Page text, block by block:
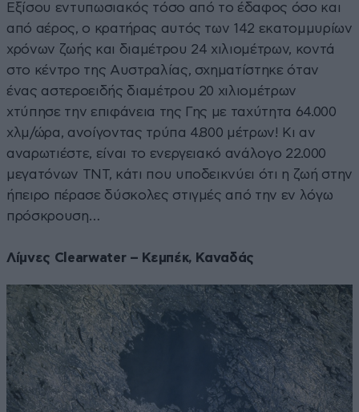
Εξίσου εντυπωσιακός τόσο από το έδαφος όσο και
από αέρος, ο κρατήρας αυτός των 142 εκατομμυρίων
χρόνων ζωής και διαμέτρου 24 χιλιομέτρων, κοντά
στο κέντρο της Αυστραλίας, σχηματίστηκε όταν
ένας αστεροειδής διαμέτρου 20 χιλιομέτρων
χτύπησε την επιφάνεια της Γης με ταχύτητα 64.000
χλμ/ώρα, ανοίγοντας τρύπα 4.800 μέτρων! Κι αν
αναρωτιέστε, είναι το ενεργειακό ανάλογο 22.000
μεγατόνων TNT, κάτι που υποδεικνύει ότι η ζωή στην
ήπειρο πέρασε δύσκολες στιγμές από την εν λόγω
πρόσκρουση…
Λίμνες Clearwater – Κεμπέκ, Καναδάς